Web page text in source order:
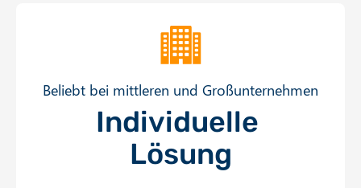
Beliebt bei mittleren und Großunternehmen
Individuelle
Lösung